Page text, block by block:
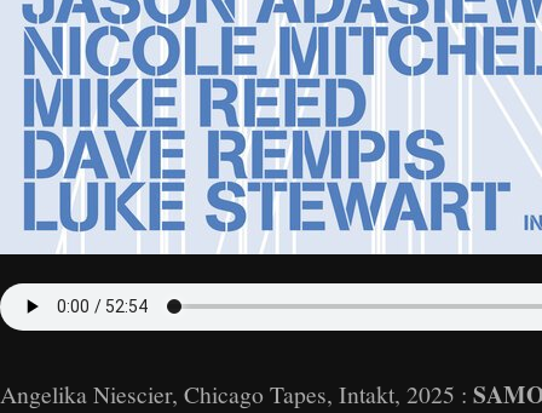
Angelika Niescier, Chicago Tapes, Intakt, 2025 :